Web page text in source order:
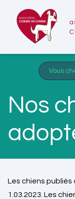
Nos
Les chiens
1.03.2023. Les